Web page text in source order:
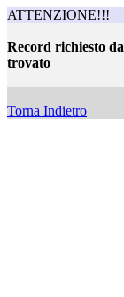
ATTENZIONE!!!
Record richiesto
trovato
Torna Indietro